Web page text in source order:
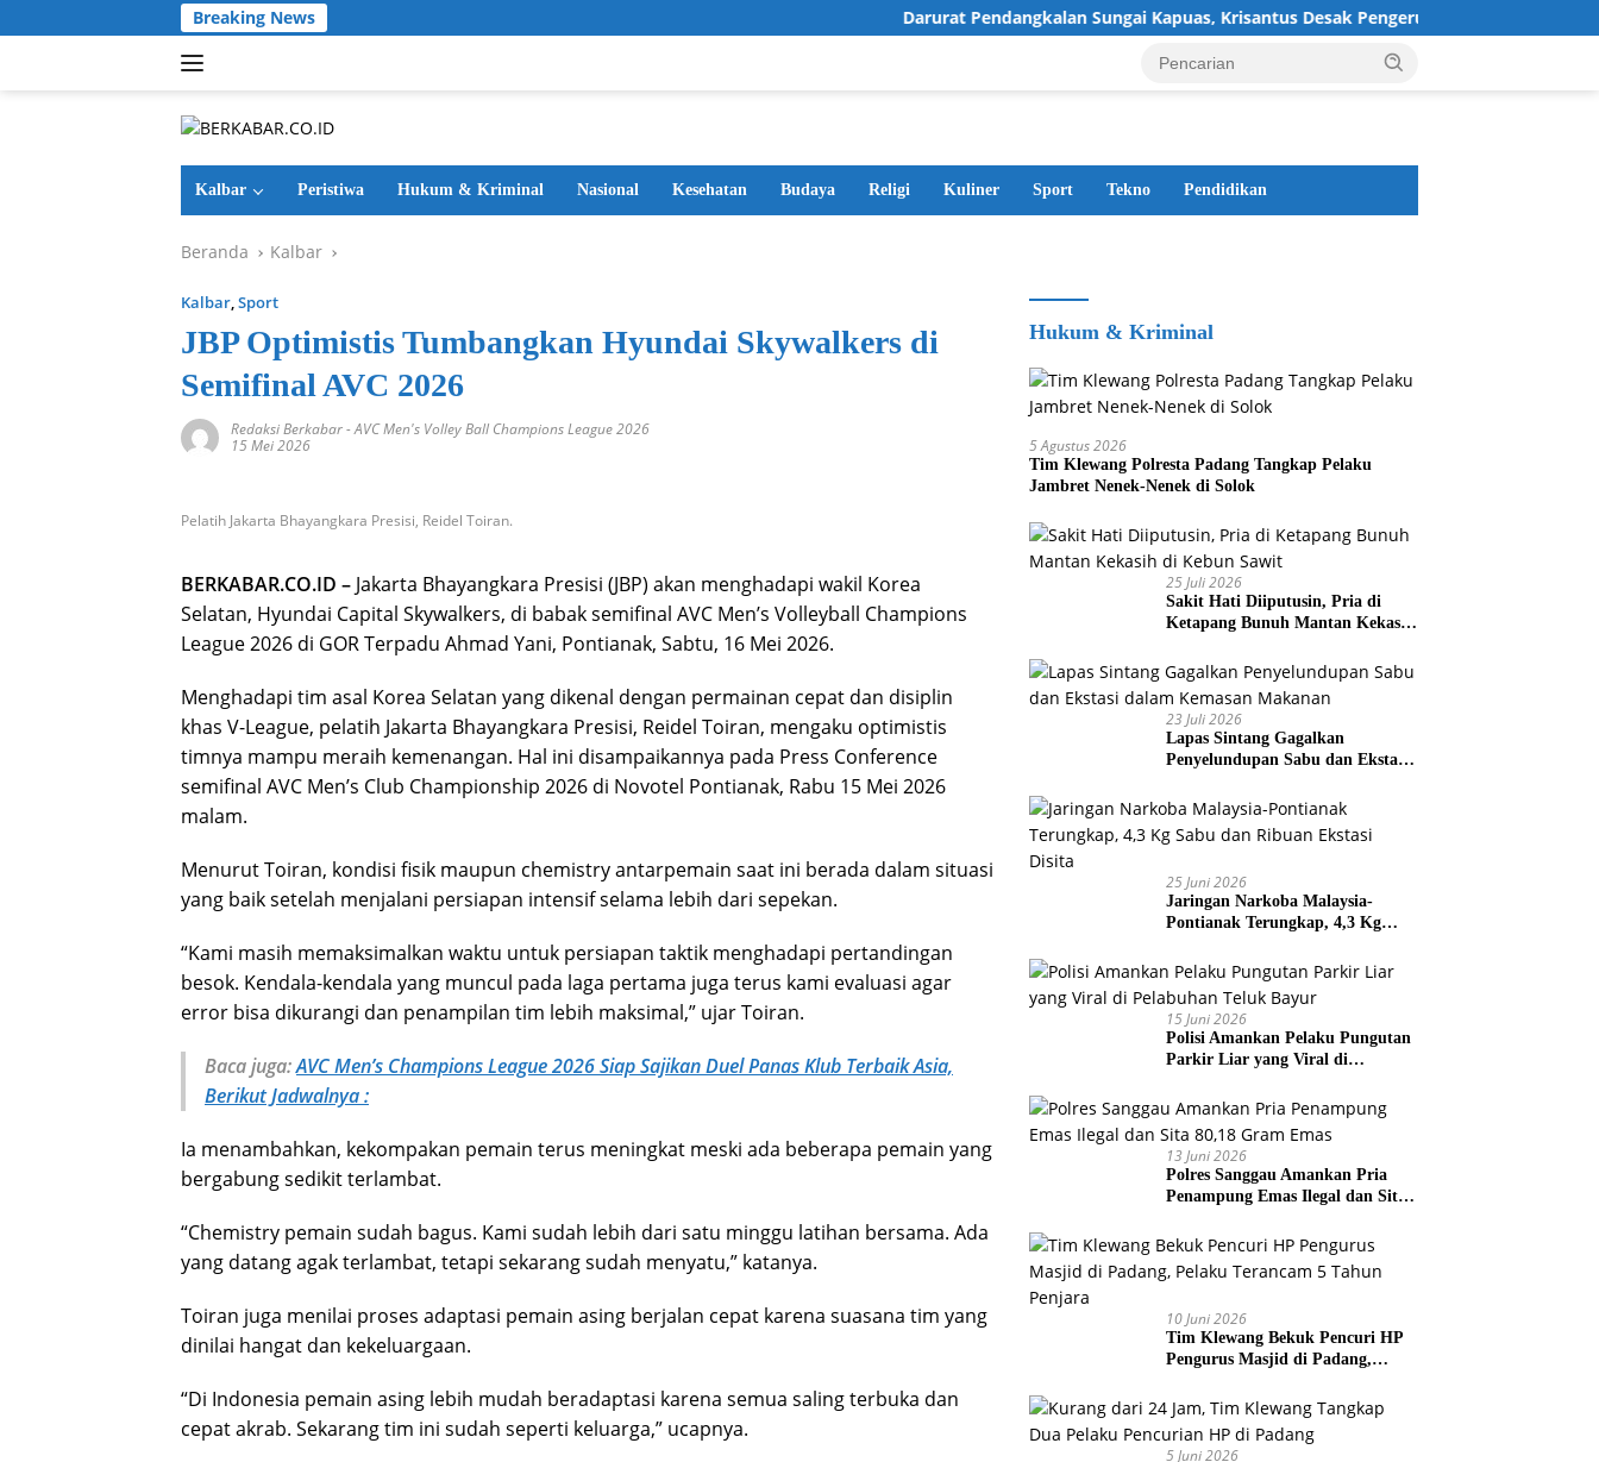
ke
Breaking News Darurat Pendangkalan Sungai Kapuas, Krisantus Desak Pengerukan Segera
Kalbar Peristiwa Hukum & Kriminal Nasional Kesehatan Budaya Religi Kuliner Sport Tekno Pendidikan
Beranda Kalbar
Kalbar,Sport
JBP Optimistis Tumbangkan Hyundai Skywalkers di
Semifinal AVC 2026
Redaksi Berkabar-AVC Men's Volley Ball Champions League 2026
15 Mei 2026
Pelatih Jakarta Bhayangkara Presisi, Reidel Toiran.
BERKABAR.CO.ID – Jakarta Bhayangkara Presisi (JBP) akan menghadapi wakil Korea
Selatan, Hyundai Capital Skywalkers, di babak semifinal AVC Men’s Volleyball Champions
League 2026 di GOR Terpadu Ahmad Yani, Pontianak, Sabtu, 16 Mei 2026.
Menghadapi tim asal Korea Selatan yang dikenal dengan permainan cepat dan disiplin
khas V-League, pelatih Jakarta Bhayangkara Presisi, Reidel Toiran, mengaku optimistis
timnya mampu meraih kemenangan. Hal ini disampaikannya pada Press Conference
semifinal AVC Men’s Club Championship 2026 di Novotel Pontianak, Rabu 15 Mei 2026
malam.
Menurut Toiran, kondisi fisik maupun chemistry antarpemain saat ini berada dalam situasi
yang baik setelah menjalani persiapan intensif selama lebih dari sepekan.
“Kami masih memaksimalkan waktu untuk persiapan taktik menghadapi pertandingan
besok. Kendala-kendala yang muncul pada laga pertama juga terus kami evaluasi agar
error bisa dikurangi dan penampilan tim lebih maksimal,” ujar Toiran.
Baca juga:AVC Men’s Champions League 2026 Siap Sajikan Duel Panas Klub Terbaik Asia,
Berikut Jadwalnya :
Ia menambahkan, kekompakan pemain terus meningkat meski ada beberapa pemain yang
bergabung sedikit terlambat.
“Chemistry pemain sudah bagus. Kami sudah lebih dari satu minggu latihan bersama. Ada
yang datang agak terlambat, tetapi sekarang sudah menyatu,” katanya.
Toiran juga menilai proses adaptasi pemain asing berjalan cepat karena suasana tim yang
dinilai hangat dan kekeluargaan.
“Di Indonesia pemain asing lebih mudah beradaptasi karena semua saling terbuka dan
cepat akrab. Sekarang tim ini sudah seperti keluarga,” ucapnya.
Hukum & Kriminal
5 Agustus 2026
Tim Klewang Polresta Padang Tangkap Pelaku
Jambret Nenek-Nenek di Solok
25 Juli 2026
Sakit Hati Diiputusin, Pria di
Ketapang Bunuh Mantan Kekasih
23 Juli 2026
Lapas Sintang Gagalkan
Penyelundupan Sabu dan Ekstasi
25 Juni 2026
Jaringan Narkoba Malaysia-
Pontianak Terungkap, 4,3 Kg
15 Juni 2026
Polisi Amankan Pelaku Pungutan
Parkir Liar yang Viral di
13 Juni 2026
Polres Sanggau Amankan Pria
Penampung Emas Ilegal dan Sita
10 Juni 2026
Tim Klewang Bekuk Pencuri HP
Pengurus Masjid di Padang,
Penjara
5 Juni 2026